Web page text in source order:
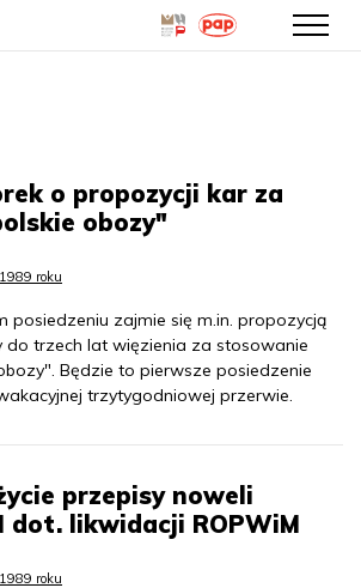
o propozycji kar za
obozy"
roku
posiedzeniu zajmie się m.in. propozycją
trzech lat więzienia za stosowanie
Będzie to pierwsze posiedzenie
trzytygodniowej przerwie.
przepisy noweli
dot. likwidacji ROPWiM
roku